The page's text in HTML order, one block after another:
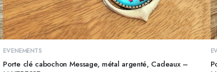
EVENEMENTS
Porte clé cabochon Message, métal argenté, Cadeaux –